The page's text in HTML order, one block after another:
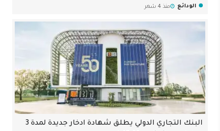
الودائع منذ 4 شهر
البنك التجاري الدولي يطلق شهادة ادخار جديدة لمدة 3